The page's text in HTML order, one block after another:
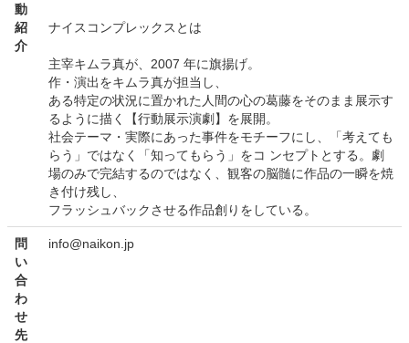
動
紹
介
ナイスコンプレックスとは
主宰キムラ真が、2007 年に旗揚げ。
作・演出をキムラ真が担当し、
ある特定の状況に置かれた人間の心の葛藤をそのまま展示す
るように描く【行動展示演劇】を展開。
社会テーマ・実際にあった事件をモチーフにし、「考えても
らう」ではなく「知ってもらう」をコ ンセプトとする。劇
場のみで完結するのではなく、観客の脳髄に作品の一瞬を焼
き付け残し、
フラッシュバックさせる作品創りをしている。
問
い
合
わ
せ
先
info@naikon.jp